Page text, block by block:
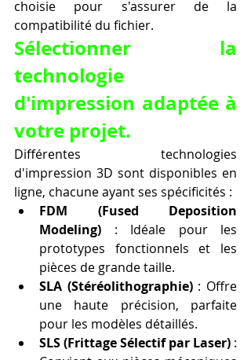
choisie pour s'assurer de la
compatibilité du fichier.
Sélectionner la
technologie
d'impression adaptée à
votre projet.
Différentes technologies
d'impression 3D sont disponibles en
ligne, chacune ayant ses spécificités :
FDM (Fused Deposition
Modeling) : Idéale pour les
prototypes fonctionnels et les
pièces de grande taille.
SLA (Stéréolithographie) : Offre
une haute précision, parfaite
pour les modèles détaillés.
SLS (Frittage Sélectif par Laser) :